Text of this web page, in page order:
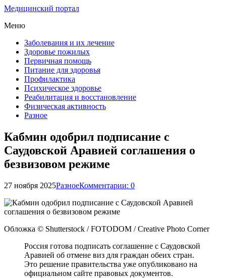
Медицинский портал
Меню
Заболевания и их лечение
Здоровье пожилых
Первичная помощь
Питание для здоровья
Профилактика
Психическое здоровье
Реабилитация и восстановление
Физическая активность
Разное
Кабмин одобрил подписание с
Саудовской Аравией соглашения о
безвизовом режиме
27 ноября 2025РазноеКомментарии: 0
Обложка © Shutterstock / FOTODOM / Creative Photo Corner
Россия готова подписать соглашение с Саудовской
Аравией об отмене виз для граждан обеих стран.
Это решение правительства уже опубликовано на
официальном сайте правовых документов.